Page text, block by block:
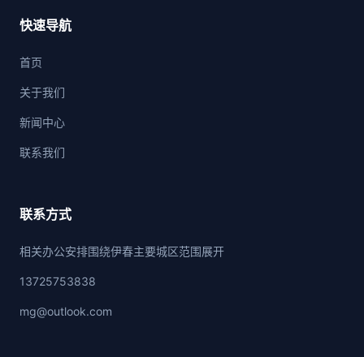
快速导航
首页
关于我们
新闻中心
联系我们
联系方式
相关办公安排围绕伊春主要城区范围展开
13725753838
mg@outlook.com